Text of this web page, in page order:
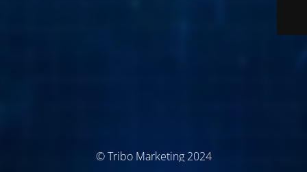
© Tribo Marketing 2024